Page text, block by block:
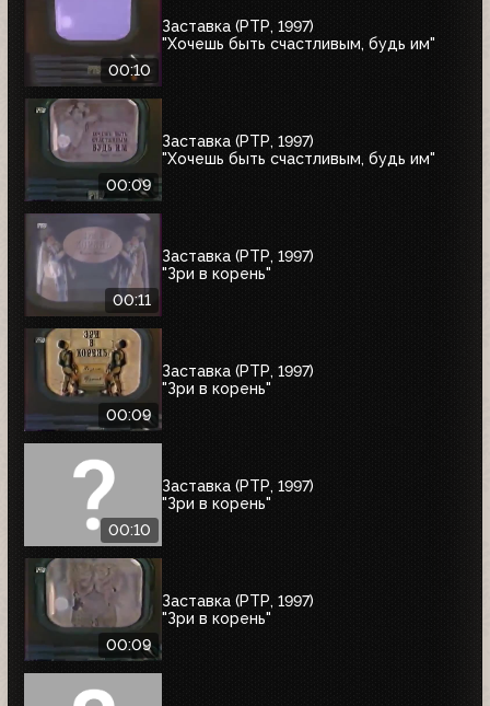
00:10
Заставка (РТР, 1997)
"Хочешь быть счастливым, будь им"
00:09
Заставка (РТР, 1997)
"Хочешь быть счастливым, будь им"
00:11
Заставка (РТР, 1997)
"Зри в корень"
00:09
Заставка (РТР, 1997)
"Зри в корень"
00:10
Заставка (РТР, 1997)
"Зри в корень"
00:09
Заставка (РТР, 1997)
"Зри в корень"